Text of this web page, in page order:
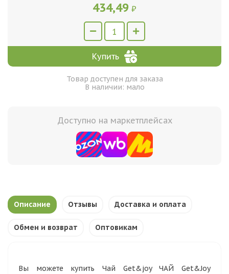
434,49 ₽
Купить
Товар доступен для заказа
В наличии: мало
Доступно на маркетплейсах
Описание Отзывы Доставка и оплата
Обмен и возврат Оптовикам
Вы можете купить Чай Get&joy ЧАЙ Get&Joy